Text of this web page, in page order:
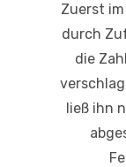
Zuerst
durch
die
ließ ihn